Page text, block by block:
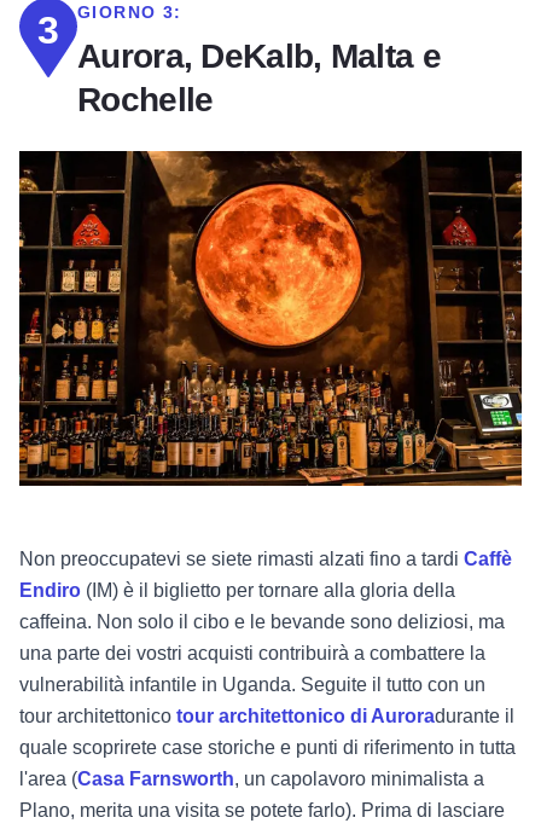
3 GIORNO 3:
Aurora, DeKalb, Malta e
Rochelle
Non preoccupatevi se siete rimasti alzati fino a tardi Caffè
Endiro (IM) è il biglietto per tornare alla gloria della
caffeina. Non solo il cibo e le bevande sono deliziosi, ma
una parte dei vostri acquisti contribuirà a combattere la
vulnerabilità infantile in Uganda. Seguite il tutto con un
tour architettonico tour architettonico di Auroradurante il
quale scoprirete case storiche e punti di riferimento in tutta
l'area (Casa Farnsworth, un capolavoro minimalista a
Plano, merita una visita se potete farlo). Prima di lasciare